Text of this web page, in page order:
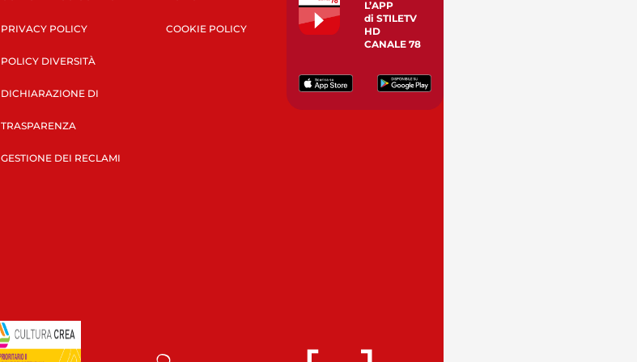
PRIVACY POLICY
POLICY DIVERSITÀ
DICHIARAZIONE DI
TRASPARENZA
GESTIONE DEI RECLAMI
COOKIE POLICY
L’APP
di STILETV
HD
CANALE 78